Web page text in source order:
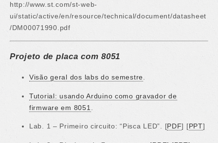
http://www.st.com/st-web-
ui/static/active/en/resource/technical/document/datasheet
/DM00071990.pdf
Projeto de placa com 8051
Visão geral dos labs do semestre.
Tutorial: usando Arduino como gravador de
firmware em 8051
Lab. 1 – Primeiro circuito: “Pisca LED”. [PDF] [PPT]